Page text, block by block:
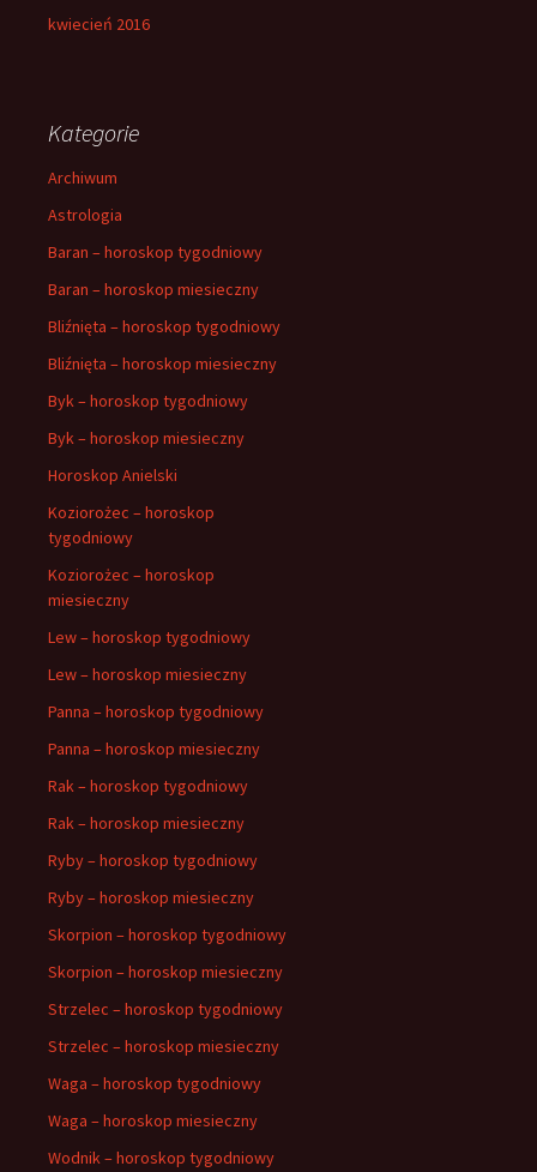
kwiecień 2016
Kategorie
Archiwum
Astrologia
Baran – horoskop tygodniowy
Baran – horoskop miesieczny
Bliźnięta – horoskop tygodniowy
Bliźnięta – horoskop miesieczny
Byk – horoskop tygodniowy
Byk – horoskop miesieczny
Horoskop Anielski
Koziorożec – horoskop
tygodniowy
Koziorożec – horoskop
miesieczny
Lew – horoskop tygodniowy
Lew – horoskop miesieczny
Panna – horoskop tygodniowy
Panna – horoskop miesieczny
Rak – horoskop tygodniowy
Rak – horoskop miesieczny
Ryby – horoskop tygodniowy
Ryby – horoskop miesieczny
Skorpion – horoskop tygodniowy
Skorpion – horoskop miesieczny
Strzelec – horoskop tygodniowy
Strzelec – horoskop miesieczny
Waga – horoskop tygodniowy
Waga – horoskop miesieczny
Wodnik – horoskop tygodniowy